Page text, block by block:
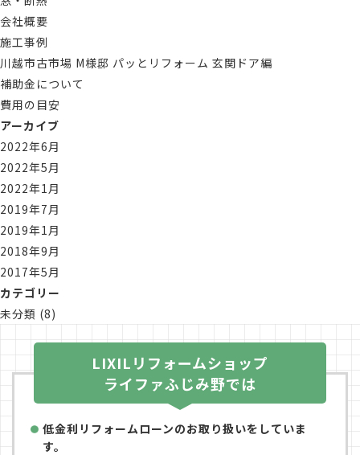
会社概要
施工事例
川越市古市場 M様邸 パッとリフォーム 玄関ドア編
補助金について
費用の目安
アーカイブ
2022年6月
2022年5月
2022年1月
2019年7月
2019年1月
2018年9月
2017年5月
カテゴリー
未分類 (8)
LIXILリフォームショップ
ライファふじみ野では
低金利リフォームローンのお取り扱いをしていま
す。